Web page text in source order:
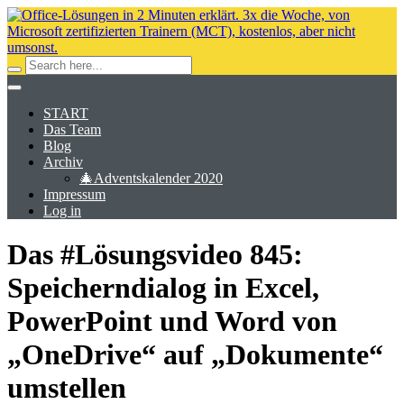
START
Das Team
Blog
Archiv
🎄Adventskalender 2020
Impressum
Log in
Das #Lösungsvideo 845:
Speicherndialog in Excel,
PowerPoint und Word von
„OneDrive“ auf „Dokumente“
umstellen